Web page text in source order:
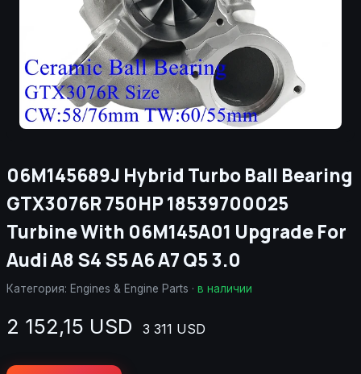
06M145689J Hybrid Turbo Ball Bearing
GTX3076R 750HP 18539700025
Turbine With 06M145A01 Upgrade For
Audi A8 S4 S5 A6 A7 Q5 3.0
Категория: Engines & Engine Parts · в наличии
2 152,15 USD 3 311 USD